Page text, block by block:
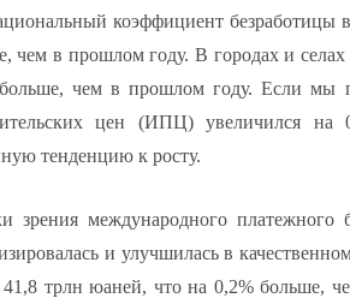
коэффициент безработицы
чем в прошлом году. В городах и
чем в прошлом году. Если мы
цен (ИПЦ) увеличился
тенденцию к росту.
зрения международного платежного
и улучшилась в
41,8 трлн юаней, что на 0,2% больше,